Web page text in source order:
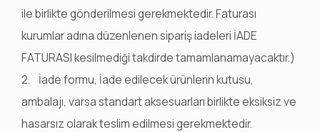
ile birlikte gönderilmesi gerekmektedir. Faturası
kurumlar adına düzenlenen sipariş iadeleri İADE
FATURASI kesilmediği takdirde tamamlanamayacaktır.)
2. İade formu, İade edilecek ürünlerin kutusu,
ambalajı, varsa standart aksesuarları birlikte eksiksiz ve
hasarsız olarak teslim edilmesi gerekmektedir.